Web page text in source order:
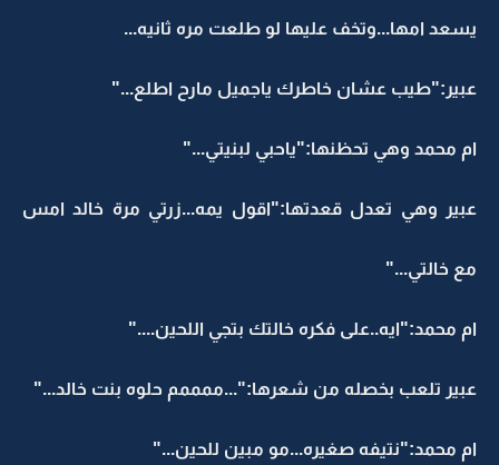
يسعد امها...وتخف عليها لو طلعت مره ثانيه...
عبير:"طيب عشان خاطرك ياجميل مارح اطلع..."
ام محمد وهي تحظنها:"ياحبي لبنيتي..."
عبير وهي تعدل قعدتها:"اقول يمه...زرتي مرة خالد امس
مع خالتي..."
ام محمد:"ايه..على فكره خالتك بتجي اللحين...."
عبير تلعب بخصله من شعرها:"...ممممم حلوه بنت خالد..."
ام محمد:"نتيفه صغيره...مو مبين للحين..."